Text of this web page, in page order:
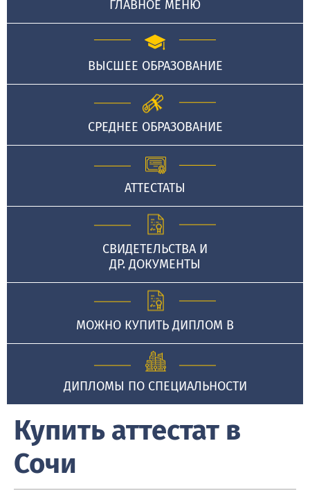
ГЛАВНОЕ МЕНЮ
ВЫСШЕЕ ОБРАЗОВАНИЕ
СРЕДНЕЕ ОБРАЗОВАНИЕ
АТТЕСТАТЫ
СВИДЕТЕЛЬСТВА И
ДР. ДОКУМЕНТЫ
МОЖНО КУПИТЬ ДИПЛОМ В
ДИПЛОМЫ ПО СПЕЦИАЛЬНОСТИ
Купить аттестат в
Сочи